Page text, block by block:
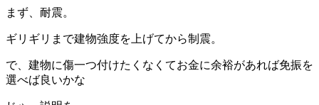
まず、耐震。
ギリギリまで建物強度を上げてから制震。
で、建物に傷一つ付けたくなくてお金に余裕があれば免振を
選べば良いかな